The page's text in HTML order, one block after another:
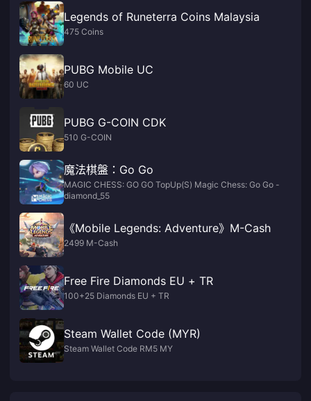
Legends of Runeterra Coins Malaysia
475 Coins
PUBG Mobile UC
60 UC
PUBG G-COIN CDK
510 G-COIN
魔法棋盤：Go Go
MAGIC CHESS: GO GO TopUp(S) Magic Chess: Go Go -
diamond_55
《Mobile Legends: Adventure》M-Cash
2499 M-Cash
Free Fire Diamonds EU + TR
100+25 Diamonds EU + TR
Steam Wallet Code (MYR)
Steam Wallet Code RM5 MY